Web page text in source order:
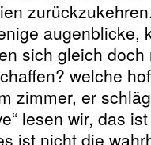
augenblicke,
sich gleich
welche
zimmer, er
lesen wir, das
ist nicht die